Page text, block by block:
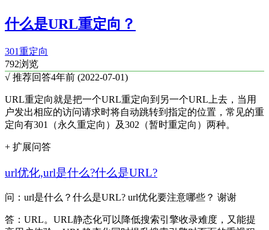
什么是URL重定向？
301重定向
792浏览
√ 推荐回答4年前 (2022-07-01)
URL重定向就是把一个URL重定向到另一个URL上去，当用
户发出相应的访问请求时将自动跳转到指定的位置，常见的重
定向有301（永久重定向）及302（暂时重定向）两种。
+ 扩展问答
url优化,url是什么?什么是URL?
问：url是什么？什么是URL? url优化要注意哪些？ 谢谢
答：URL。URL静态化可以降低搜索引擎收录难度，又能提